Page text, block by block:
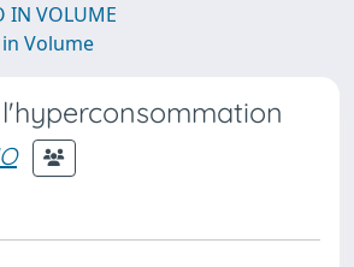
IN VOLUME
Volume